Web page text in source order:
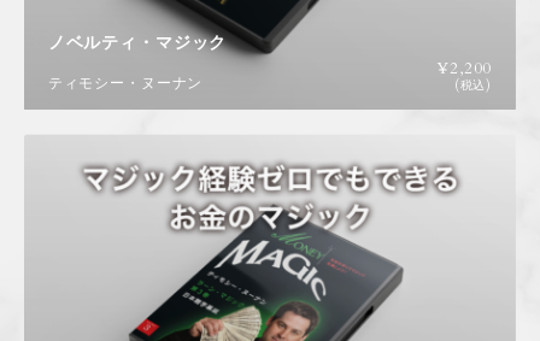
ノベルティ・マジック
ティモシー・ヌーナン
¥2,200
(税込)